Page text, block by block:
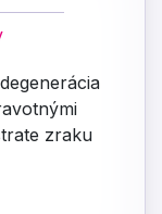
zraku